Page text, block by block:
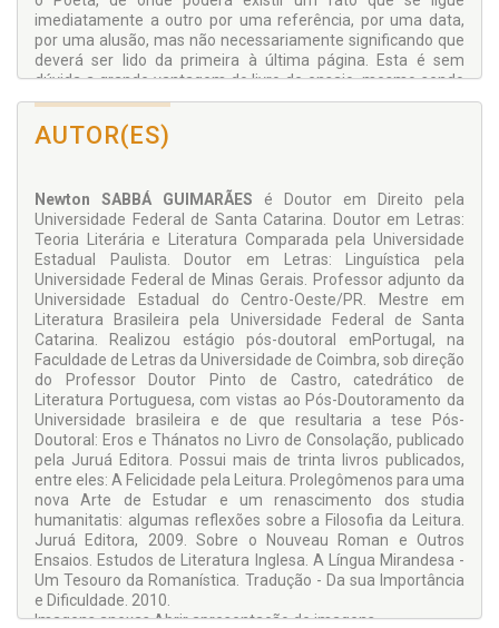
imediatamente a outro por uma referência, por uma data,
por uma alusão, mas não necessariamente significando que
deverá ser lido da primeira à última página. Esta é sem
dúvida a grande vantagem do livro de ensaio, mesmo sendo
um estudo que pretenda assumir o feitio monográfico,
dentro de uma estrutura metodológica rígida.
AUTOR(ES)
Newton SABBÁ GUIMARÃES é Doutor em Direito pela
Universidade Federal de Santa Catarina. Doutor em Letras:
Teoria Literária e Literatura Comparada pela Universidade
Estadual Paulista. Doutor em Letras: Linguística pela
Universidade Federal de Minas Gerais. Professor adjunto da
Universidade Estadual do Centro-Oeste/PR. Mestre em
Literatura Brasileira pela Universidade Federal de Santa
Catarina. Realizou estágio pós-doutoral emPortugal, na
Faculdade de Letras da Universidade de Coimbra, sob direção
do Professor Doutor Pinto de Castro, catedrático de
Literatura Portuguesa, com vistas ao Pós-Doutoramento da
Universidade brasileira e de que resultaria a tese Pós-
Doutoral: Eros e Thánatos no Livro de Consolação, publicado
pela Juruá Editora. Possui mais de trinta livros publicados,
entre eles: A Felicidade pela Leitura. Prolegômenos para uma
nova Arte de Estudar e um renascimento dos studia
humanitatis: algumas reflexões sobre a Filosofia da Leitura.
Juruá Editora, 2009. Sobre o Nouveau Roman e Outros
Ensaios. Estudos de Literatura Inglesa. A Língua Mirandesa -
Um Tesouro da Romanística. Tradução - Da sua Importância
e Dificuldade. 2010.
Imagens anexas Abrir apresentação de imagens